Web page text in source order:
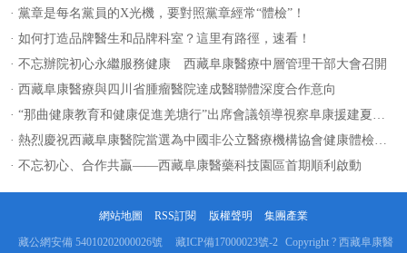
· 黨章是每名黨員的X光機，要對照黨章經常“體檢”！
· 如何打造品牌醫生和品牌科室？這里有路徑，速看！
· 不忘辦院初心永繼服務健康 西藏阜康醫療中層管理干部大會召開
· 西藏阜康醫療與四川省腫瘤醫院達成醫聯體深度合作意向
· 熱烈慶祝西藏阜康醫院當選為中國非公立醫療機構協會健康體檢分會首屆常委單位
· 不忘初心、合作共贏——西藏阜康醫藥科技園區首期順利啟動
網站地圖 RSS訂閱 版權聲明 集團產業
藏公網安備 54010202000026號 藏ICP備17000023號-2 Copyright ? 西藏阜康醫